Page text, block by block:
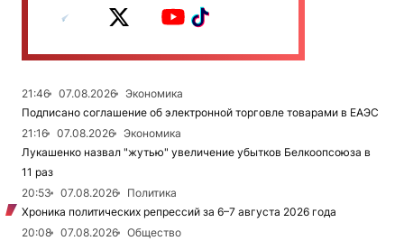
21:46 07.08.2026
Экономика
Подписано соглашение об электронной торговле товарами в ЕАЭС
21:16
07.08.2026
Экономика
Лукашенко назвал "жутью" увеличение убытков Белкоопсоюза в
11 раз
20:53
07.08.2026
Политика
Хроника политических репрессий за 6–7 августа 2026 года
20:08
07.08.2026
Общество